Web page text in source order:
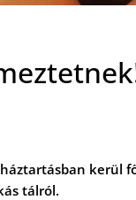
kerül
tálról.